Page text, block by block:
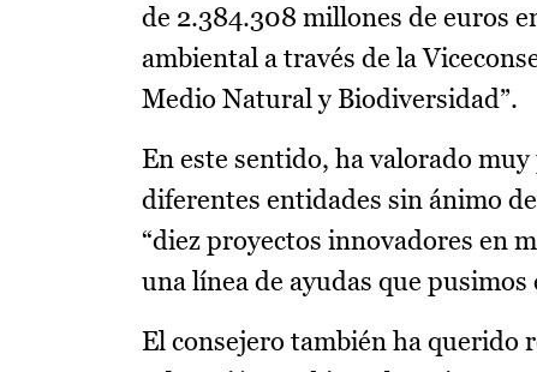
de 2.384.308 millones de euros
ambiental a través de la
Medio Natural y Biodiversidad”.
En este sentido, ha valorado
diferentes entidades sin ánimo
“diez proyectos innovadores en
una línea de ayudas que
El consejero también ha querido